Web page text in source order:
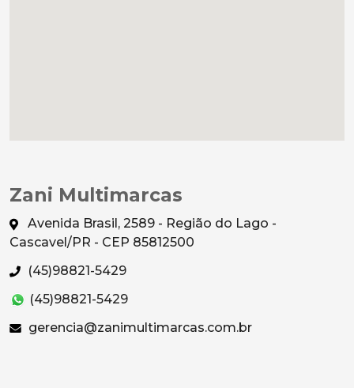
Zani Multimarcas
Avenida Brasil, 2589 - Região do Lago -
Cascavel/PR - CEP 85812500
(45)98821-5429
(45)98821-5429
gerencia@zanimultimarcas.com.br